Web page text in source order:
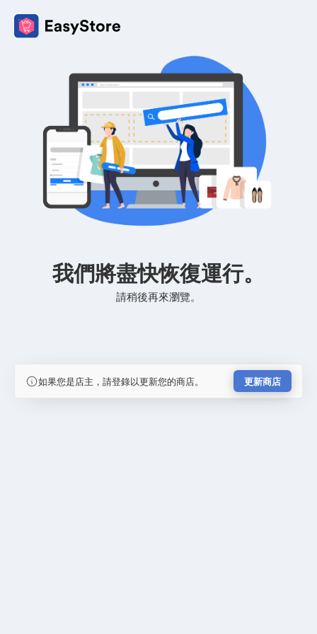
我們將盡快恢復運行。
請稍後再來瀏覽。
如果您是店主，請登錄以更新您的商店。 更新商店